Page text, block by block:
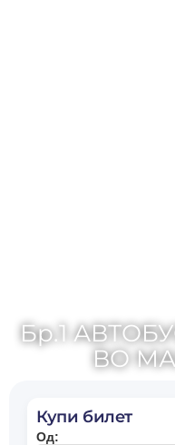
Бр.1
ВО
Купи билет
Од: